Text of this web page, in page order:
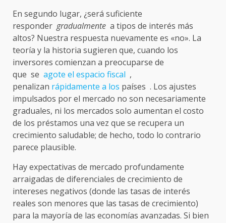
En segundo lugar, ¿será suficiente
responder gradualmente a tipos de interés más
altos? Nuestra respuesta nuevamente es «no». La
teoría y la historia sugieren que, cuando los
inversores comienzan a preocuparse de
que se agote el espacio fiscal ,
penalizan rápidamente a los países . Los ajustes
impulsados ​​por el mercado no son necesariamente
graduales, ni los mercados solo aumentan el costo
de los préstamos una vez que se recupera un
crecimiento saludable; de ​​hecho, todo lo contrario
parece plausible.
Hay expectativas de mercado profundamente
arraigadas de diferenciales de crecimiento de
intereses negativos (donde las tasas de interés
reales son menores que las tasas de crecimiento)
para la mayoría de las economías avanzadas. Si bien